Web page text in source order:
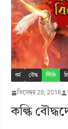
ধর্ম বৌদ্ধ স্টিকি
ডিসেম্বর 29, 2018
কল্কি